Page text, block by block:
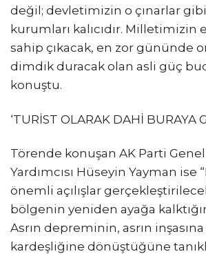
değil; devletimizin o çınarlar
kurumları kalıcıdır. Milletimizin
sahip çıkacak, en zor gününde
dimdik duracak olan asli güç
konuştu.
‘TURİST OLARAK DAHİ BURAYA
Törende konuşan AK Parti
Yardımcısı Hüseyin Yayman ise
önemli açılışlar
bölgenin yeniden ayağa
Asrın depreminin, asrın inşasına
kardeşliğine dönüştüğüne